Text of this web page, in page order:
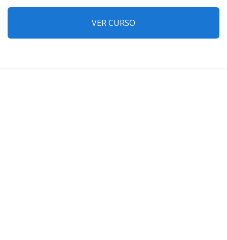
VER CURSO